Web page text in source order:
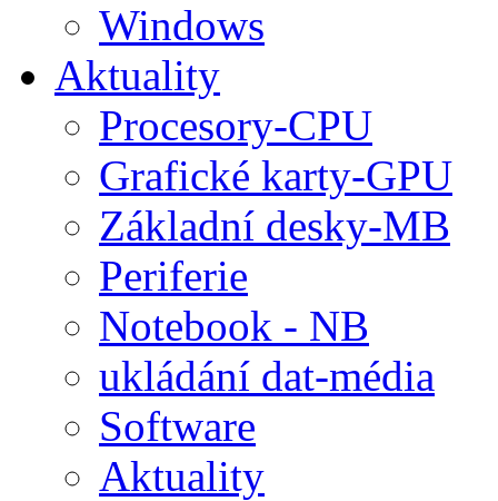
Windows
Aktuality
Procesory-CPU
Grafické karty-GPU
Základní desky-MB
Periferie
Notebook - NB
ukládání dat-média
Software
Aktuality